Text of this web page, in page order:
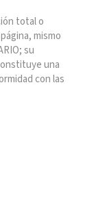
total o
mismo
su
una
con las